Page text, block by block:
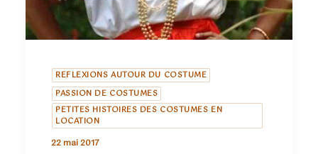
REFLEXIONS AUTOUR DU COSTUME
PASSION DE COSTUMES
PETITES HISTOIRES DES COSTUMES EN
LOCATION
22 mai 2017